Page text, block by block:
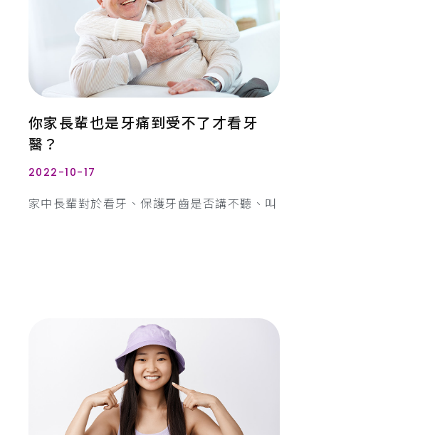
你家長輩也是牙痛到受不了才看牙
醫？
2022-10-17
家中長輩對於看牙、保護牙齒是否講不聽、叫